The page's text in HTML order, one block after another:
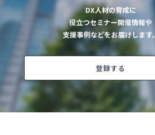
DX人材の育成に
役立つセミナー開催情報や
支援事例などをお届けします。
登録する